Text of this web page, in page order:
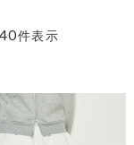
40件表示